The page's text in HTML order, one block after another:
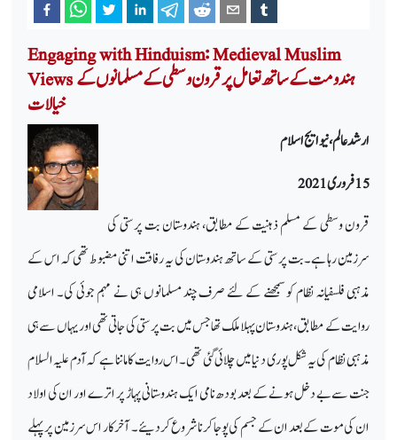
Engaging with Hinduism: Medieval Muslim
Views ہندو مت کے ساتھ تعامل پرقرون وسطی کے مسلمانوں کے
خیالات
ارشد عالم، نیو ایج اسلام
15 فروری 2021
قرون وسطی کے مسلم ذہنیت کے مطابق، ہندوستان بت پرستی کی
سرزمین رہا ہے۔ بت پرستی کے ساتھ ہندوستان کی یہ رفاقت اتنی مضبوط تھی کہ اس کے
مذہبی فلسفیانہ نظام کو سمجھنے کے لئے صرف چند مسلمانوں ہی نے مہم جوئی کی۔ اسلامی
روایت کے مطابق ، ہندوستان پہلا ملک تھا جس میں بت پرستی کی جاتی تھی اور یہاں سے ہی
مذہبی نظام کی یہ شکل پوری دنیا میں چلائی گئی تھی۔ اس روایت کا ماننا ہے کہ آدم علیہ السلام
جنت سے بے دخل ہونے کے بعد بودھ نامی ایک ہندوستانی پہاڑ پر اترے اور ان کی اولاد
ان کی موت کے بعد ان کے جسم کی پوجا کرنا شروع کردیئے۔ آخر کار اس سرزمین پر پہلے